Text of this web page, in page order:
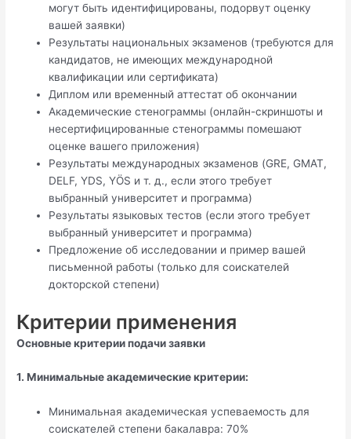
могут быть идентифицированы, подорвут оценку
вашей заявки)
Результаты национальных экзаменов (требуются для
кандидатов, не имеющих международной
квалификации или сертификата)
Диплом или временный аттестат об окончании
Академические стенограммы (онлайн-скриншоты и
несертифицированные стенограммы помешают
оценке вашего приложения)
Результаты международных экзаменов (GRE, GMAT,
DELF, YDS, YÖS и т. д., если этого требует
выбранный университет и программа)
Результаты языковых тестов (если этого требует
выбранный университет и программа)
Предложение об исследовании и пример вашей
письменной работы (только для соискателей
докторской степени)
Критерии применения
Основные критерии подачи заявки
1. Минимальные академические критерии:
Минимальная академическая успеваемость для
соискателей степени бакалавра: 70%